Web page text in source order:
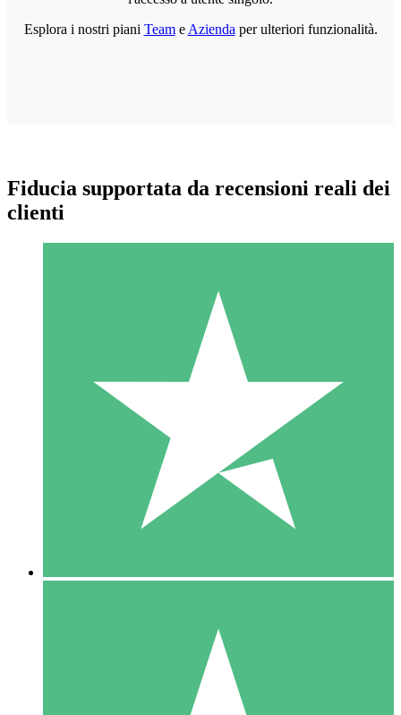
Pacchetti di Crediti Individuali
Paga a consumo con crediti di download. Nessun impegno
1 Download
10
US$1500
10 Download
20
Esplora i nostri piani Teame Azienda per ulteriori funzionalità.
Fiducia supportata da recensioni reali dei
clienti